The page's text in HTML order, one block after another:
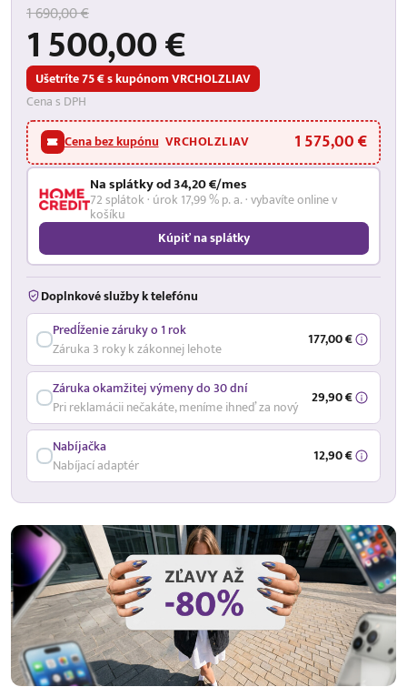
1 690,00 €
1 500,00 €
Ušetríte 75 € s kupónom VRCHOLZLIAV
Cena s DPH
Cena bez kupónu VRCHOLZLIAV 1 575,00 €
Na splátky od 34,20 €/mes
72 splátok · úrok 17,99 % p. a. · vybavíte online v
košíku
Kúpiť na splátky
Doplnkové služby k telefónu
Predĺženie záruky o 1 rok
Záruka 3 roky k zákonnej lehote
177,00 €
Záruka okamžitej výmeny do 30 dní
Pri reklamácii nečakáte, meníme ihneď za nový
29,90 €
Nabíjačka
Nabíjací adaptér
12,90 €